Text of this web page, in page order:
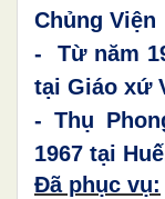
Chủng Viện
- Từ năm
tại Giáo xứ
- Thụ
1967 tại
Đã phục vụ: